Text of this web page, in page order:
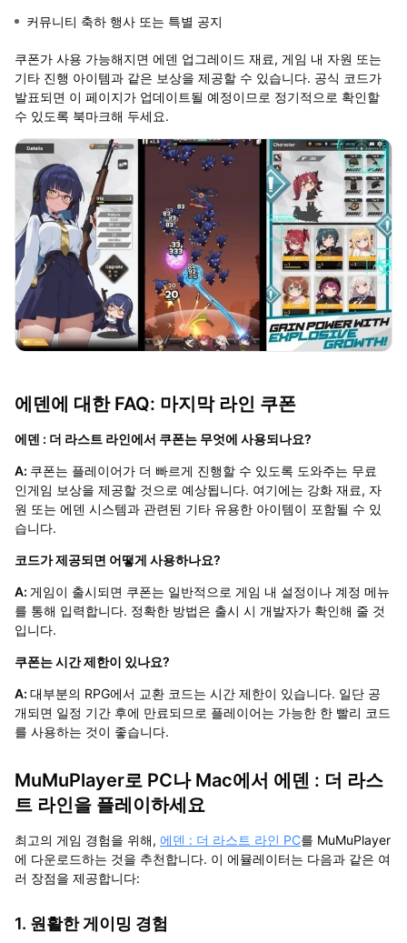
커뮤니티 축하 행사 또는 특별 공지
쿠폰가 사용 가능해지면 에덴 업그레이드 재료, 게임 내 자원 또는
기타 진행 아이템과 같은 보상을 제공할 수 있습니다. 공식 코드가
발표되면 이 페이지가 업데이트될 예정이므로 정기적으로 확인할
수 있도록 북마크해 두세요.
에덴에 대한 FAQ: 마지막 라인 쿠폰
에덴 : 더 라스트 라인에서 쿠폰는 무엇에 사용되나요?
A: 쿠폰는 플레이어가 더 빠르게 진행할 수 있도록 도와주는 무료
인게임 보상을 제공할 것으로 예상됩니다. 여기에는 강화 재료, 자
원 또는 에덴 시스템과 관련된 기타 유용한 아이템이 포함될 수 있
습니다.
코드가 제공되면 어떻게 사용하나요?
A: 게임이 출시되면 쿠폰는 일반적으로 게임 내 설정이나 계정 메뉴
를 통해 입력합니다. 정확한 방법은 출시 시 개발자가 확인해 줄 것
입니다.
쿠폰는 시간 제한이 있나요?
A: 대부분의 RPG에서 교환 코드는 시간 제한이 있습니다. 일단 공
개되면 일정 기간 후에 만료되므로 플레이어는 가능한 한 빨리 코드
를 사용하는 것이 좋습니다.
MuMuPlayer로 PC나 Mac에서 에덴 : 더 라스
트 라인을 플레이하세요
최고의 게임 경험을 위해, 에덴 : 더 라스트 라인 PC를 MuMuPlayer
에 다운로드하는 것을 추천합니다. 이 에뮬레이터는 다음과 같은 여
러 장점을 제공합니다:
1. 원활한 게이밍 경험